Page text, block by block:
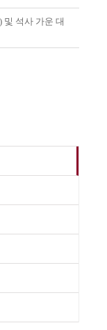
및 석사 가운 대